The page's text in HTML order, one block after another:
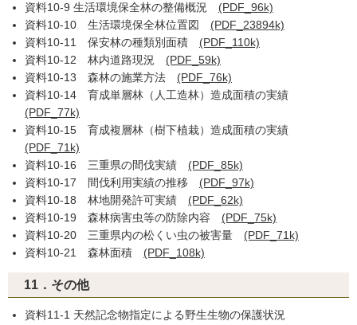
資料10-9 生活環境保全林の整備概況 (PDF_96k)
資料10-10 生活環境保全林位置図 (PDF_23894k)
資料10-11 保安林の種類別面積 (PDF_110k)
資料10-12 林内道路現況 (PDF_59k)
資料10-13 森林の施業方法 (PDF_76k)
資料10-14 育成単層林（人工造林）造成面積の実績
(PDF_77k)
資料10-15 育成複層林（樹下植栽）造成面積の実績
(PDF_71k)
資料10-16 三重県の間伐実績 (PDF_85k)
資料10-17 間伐利用実績の推移 (PDF_97k)
資料10-18 林地開発許可実績 (PDF_62k)
資料10-19 森林病害虫等の防除内容 (PDF_75k)
資料10-20 三重県内の松くい虫の被害量 (PDF_71k)
資料10-21 森林面積 (PDF_108k)
11．その他
資料11-1 天然記念物指定による野生生物の保護状況